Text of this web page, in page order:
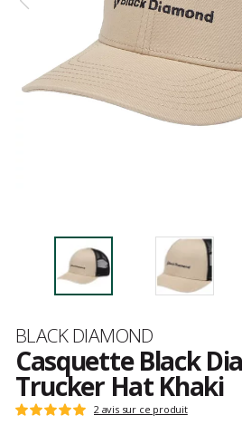
Marque
BLACK DIAMOND
Casquette Black
Trucker Hat Khaki
Les
Note
2 avis sur ce produit